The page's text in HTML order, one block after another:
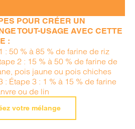
POUR CRÉER UN
TOUT-USAGE AVEC CETTE
:
: 50 % à 85 % de farine de riz
2 : 15 % à 50 % de farine de
pois jaune ou pois chiches
: Étape 3 : 1 % à 15 % de farine
ou de lin
votre mélange